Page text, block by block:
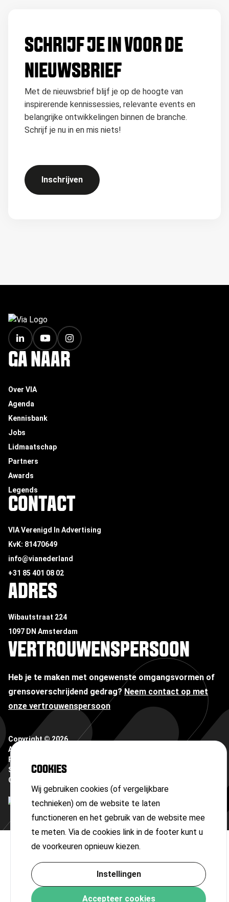
COOKIES
Wij gebruiken cookies (of vergelijkbare
technieken) om de website te laten
functioneren en het gebruik van de website mee
te meten. Via de cookies link in de footer kunt u
de voorkeuren opnieuw kiezen.
Instellingen
Accepteer cookies
SCHRIJF JE IN VOOR DE
NIEUWSBRIEF
Met de nieuwsbrief blijf je op de hoogte van
inspirerende kennissessies, relevante events en
belangrijke ontwikkelingen binnen de branche.
Schrijf je nu in en mis niets!
Inschrijven
FOOTER
GA NAAR
Over VIA
Agenda
Kennisbank
Jobs
Lidmaatschap
Partners
Awards
Legends
CONTACT
VIA Verenigd In Advertising
KvK: 81470649
info@vianederland
+31 85 401 08 02
ADRES
Wibautstraat 224
1097 DN Amsterdam
VERTROUWENSPERSOON
Heb je te maken met ongewenste omgangsvormen of
grensoverschrijdend gedrag? Neem contact op met
onze vertrouwenspersoon
Copyright ©2026
Algemene voorwaarden
Privacyverklaring
Sitemap
Cookies